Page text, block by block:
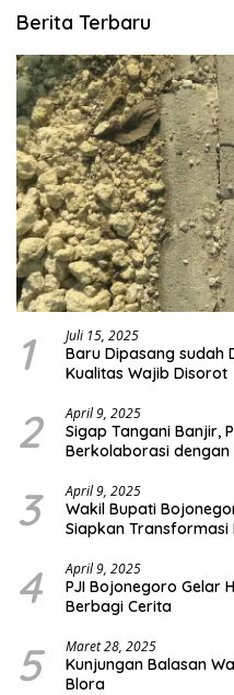
Berita Terbaru
1 Juli 15, 2025
Baru Dipasang sudah
Kualitas Wajib Disorot
2 April 9, 2025
Sigap Tangani Banjir,
Berkolaborasi dengan
3 April 9, 2025
Wakil Bupati
Siapkan Transformasi
4 April 9, 2025
PJI Bojonegoro Gelar
Berbagi Cerita
5 Maret 28, 2025
Kunjungan Balasan
Blora